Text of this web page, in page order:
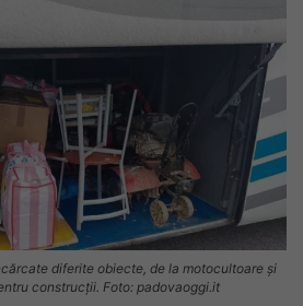
diferite obiecte, de la motocultoare și
construcții. Foto: padovaoggi.it